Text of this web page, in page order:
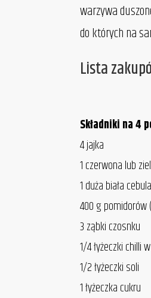
warzywa
do których na
Lista
Składniki na 4
4 jajka
1 czerwona lub
1 duża biała cebula
400 g pomidorów
3 ząbki czosnku
1/4 łyżeczki chilli
1/2 łyżeczki soli
1 łyżeczka cukru